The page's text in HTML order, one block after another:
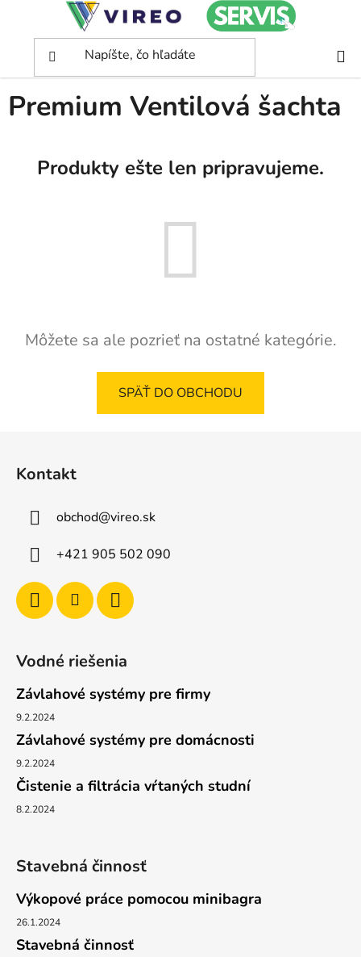
Domov
Premium Ventilová šachta
Premium Ventilová šachta
Produkty ešte len pripravujeme.
Môžete sa ale pozrieť na ostatné kategórie.
SPÄŤ DO OBCHODU
Kontakt
obchod@vireo.sk
+421 905 502 090
Vodné riešenia
Závlahové systémy pre firmy
9.2.2024
Závlahové systémy pre domácnosti
9.2.2024
Čistenie a filtrácia vŕtaných studní
8.2.2024
Stavebná činnosť
Výkopové práce pomocou minibagra
26.1.2024
Stavebná činnosť